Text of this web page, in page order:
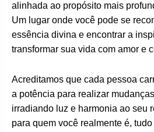
alinhada ao propósito mais
Um lugar onde você pode se
essência divina e encontrar a
transformar sua vida com amor e
Acreditamos que cada pessoa
a potência para realizar
irradiando luz e harmonia ao seu
para quem você realmente é,